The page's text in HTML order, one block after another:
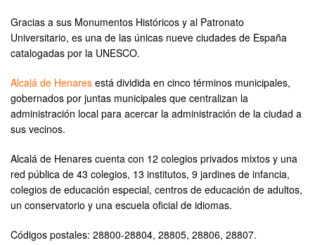
Gracias a sus Monumentos Históricos y al Patronato
Universitario, es una de las únicas nueve ciudades de España
catalogadas por la UNESCO.
Alcalá de Henares está dividida en cinco términos municipales,
gobernados por juntas municipales que centralizan la
administración local para acercar la administración de la ciudad a
sus vecinos.
Alcalá de Henares cuenta con 12 colegios privados mixtos y una
red pública de 43 colegios, 13 institutos, 9 jardines de infancia,
colegios de educación especial, centros de educación de adultos,
un conservatorio y una escuela oficial de idiomas.
Códigos postales: 28800-28804, 28805, 28806, 28807.